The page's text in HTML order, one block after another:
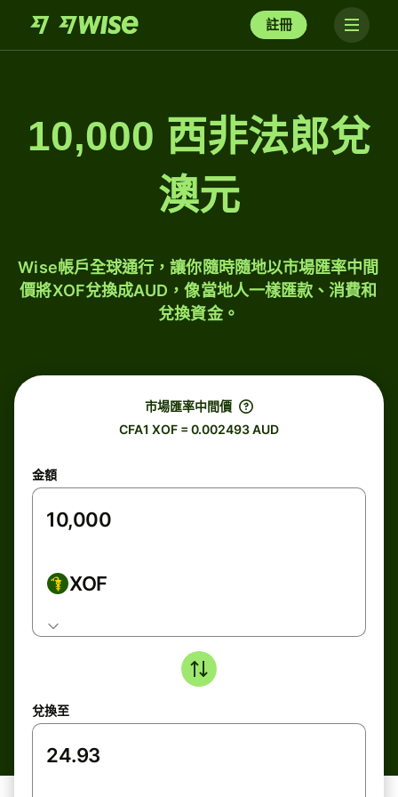
註冊
10,000 西非法郎兌
澳元
Wise帳戶全球通行，讓你隨時隨地以市場匯率中間
價將XOF兌換成AUD，像當地人一樣匯款、消費和
兌換資金。
市場匯率中間價
CFA1 XOF = 0.002493 AUD
金額
XOF
兌換至